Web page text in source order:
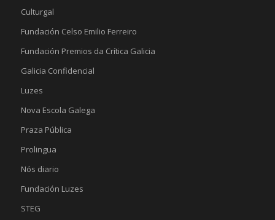
Culturgal
Fundación Celso Emilio Ferreiro
Fundación Premios da Crítica Galicia
Galicia Confidencial
Luzes
Nova Escola Galega
Praza Pública
Prolingua
Nós diario
Fundación Luzes
STEG